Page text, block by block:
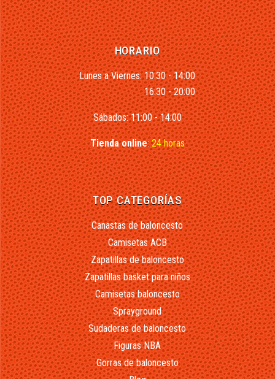
HORARIO
Lunes a Viernes: 10:30 - 14:00
16:30 - 20:00
Sábados: 11:00 - 14:00
Tienda online:24 horas
TOP CATEGORÍAS
Canastas de baloncesto
Camisetas ACB
Zapatillas de baloncesto
Zapatillas basket para niños
Camisetas baloncesto
Sprayground
Sudaderas de baloncesto
Figuras NBA
Gorras de baloncesto